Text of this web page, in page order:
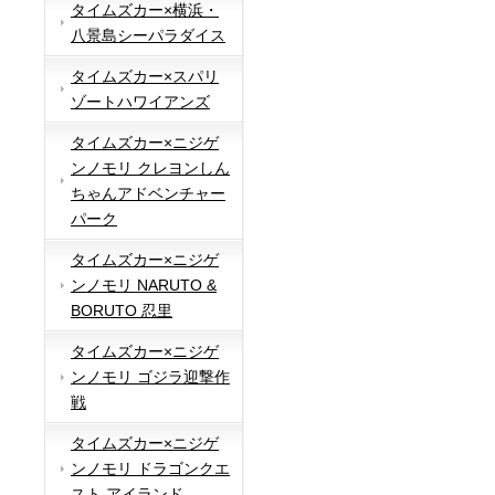
タイムズカー×横浜・
八景島シーパラダイス
タイムズカー×スパリ
ゾートハワイアンズ
タイムズカー×ニジゲ
ンノモリ クレヨンしん
ちゃんアドベンチャー
パーク
タイムズカー×ニジゲ
ンノモリ NARUTO &
BORUTO 忍里
タイムズカー×ニジゲ
ンノモリ ゴジラ迎撃作
戦
タイムズカー×ニジゲ
ンノモリ ドラゴンクエ